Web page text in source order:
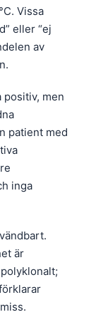
Vissa
eller “ej
av
positiv, men
patient med
inga
är